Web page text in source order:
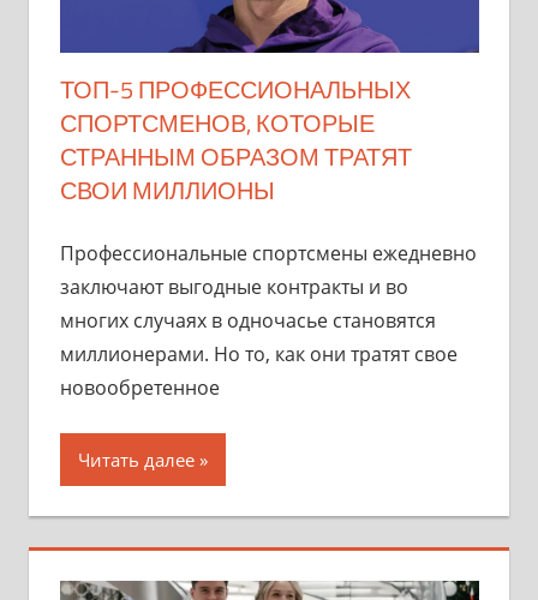
ТОП-5 ПРОФЕССИОНАЛЬНЫХ
СПОРТСМЕНОВ, КОТОРЫЕ
СТРАННЫМ ОБРАЗОМ ТРАТЯТ
СВОИ МИЛЛИОНЫ
Профессиональные спортсмены ежедневно
заключают выгодные контракты и во
многих случаях в одночасье становятся
миллионерами. Но то, как они тратят свое
новообретенное
Читать далее